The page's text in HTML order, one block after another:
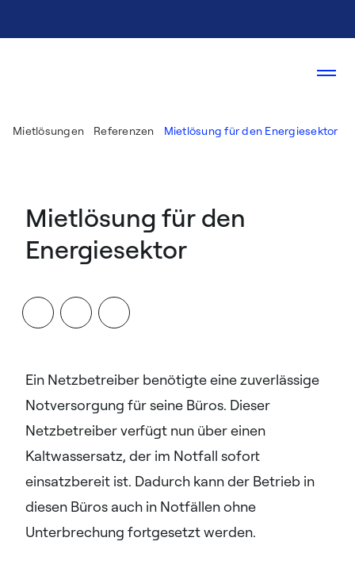
Mietlösungen Referenzen Mietlösung für den Energiesektor
Mietlösung für den
Energiesektor
Ein Netzbetreiber benötigte eine zuverlässige
Notversorgung für seine Büros. Dieser
Netzbetreiber verfügt nun über einen
Kaltwassersatz, der im Notfall sofort
einsatzbereit ist. Dadurch kann der Betrieb in
diesen Büros auch in Notfällen ohne
Unterbrechung fortgesetzt werden.